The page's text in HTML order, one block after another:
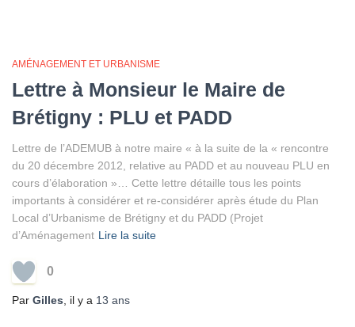
AMÉNAGEMENT ET URBANISME
Lettre à Monsieur le Maire de
Brétigny : PLU et PADD
Lettre de l’ADEMUB à notre maire « à la suite de la « rencontre
du 20 décembre 2012, relative au PADD et au nouveau PLU en
cours d’élaboration »… Cette lettre détaille tous les points
importants à considérer et re-considérer après étude du Plan
Local d’Urbanisme de Brétigny et du PADD (Projet
d’Aménagement Lire la suite
0
Par Gilles , il y a 13 ans